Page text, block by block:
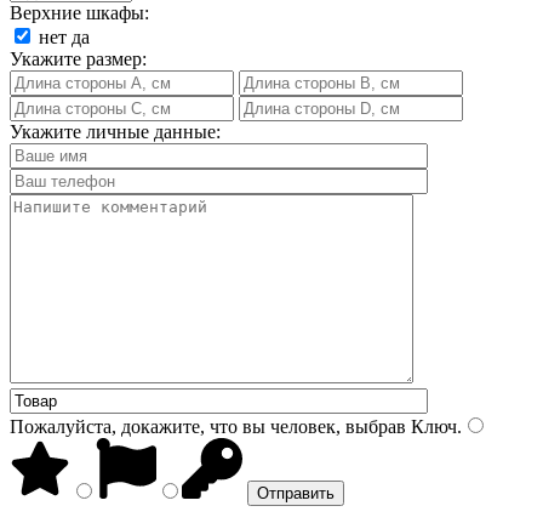
Верхние шкафы:
нет да
Укажите размер:
Укажите личные данные:
Пожалуйста, докажите, что вы человек, выбрав Ключ.